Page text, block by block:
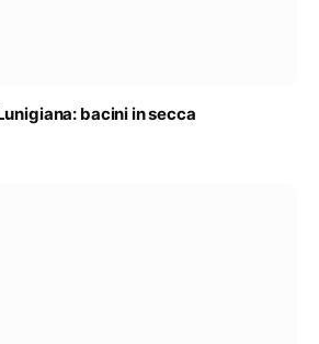
bacini in secca